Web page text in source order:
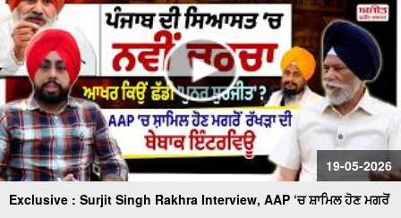
19-05-2026
Exclusive : Surjit Singh Rakhra Interview, AAP ‘ਚ ਸ਼ਾਮਿਲ ਹੋਣ ਮਗਰੋਂ